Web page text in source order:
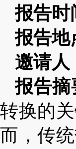
报告时
报告地
邀请人
报告摘
转换的
而，传